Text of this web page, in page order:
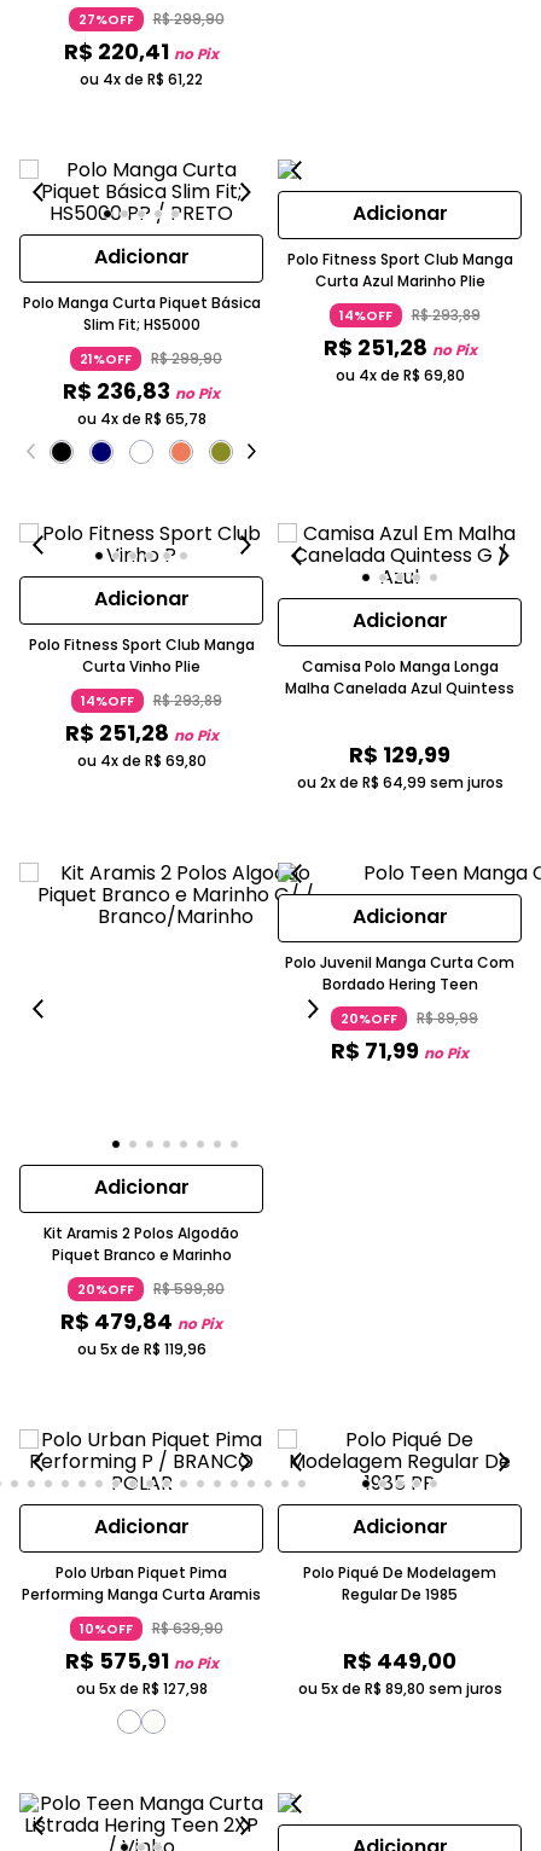
27%OFF R$299,90
R$ 220,41 no Pix
ou 4x de R$ 61,22
Adicionar
Polo Manga Curta Piquet Básica
Slim Fit; HS5000
21%OFF R$299,90
R$ 236,83 no Pix
ou 4x de R$ 65,78
Adicionar
Polo Fitness Sport Club Manga
Curta Azul Marinho Plie
14%OFF R$293,89
R$ 251,28 no Pix
ou 4x de R$ 69,80
Adicionar
Polo Fitness Sport Club Manga
Curta Vinho Plie
14%OFF R$293,89
R$ 251,28 no Pix
ou 4x de R$ 69,80
Adicionar
Camisa Polo Manga Longa
Malha Canelada Azul Quintess
R$ 129,99
ou 2x de R$ 64,99 sem juros
Adicionar
Kit Aramis 2 Polos Algodão
Piquet Branco e Marinho
20%OFF R$599,80
R$ 479,84 no Pix
ou 5x de R$ 119,96
Adicionar
Polo Juvenil Manga Curta Com
Bordado Hering Teen
20%OFF R$89,99
R$ 71,99 no Pix
Adicionar
Polo Urban Piquet Pima
Performing Manga Curta Aramis
10%OFF R$639,90
R$ 575,91 no Pix
ou 5x de R$ 127,98
Adicionar
Polo Piqué De Modelagem
Regular De 1985
R$ 449,00
ou 5x de R$ 89,80 sem juros